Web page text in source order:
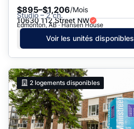
$895–$1,206/Mois
Studio – 2 ch.
10630 112 Street NW
Edmonton, AB · Hansen House
Voir les unités disponibles
2 logements disponibles